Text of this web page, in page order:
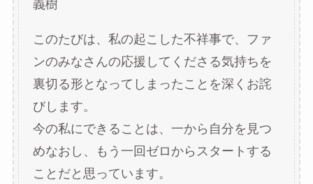
義樹
このたびは、私の起こした不祥事で、ファ
ンのみなさんの応援してくださる気持ちを
裏切る形となってしまったことを深くお詫
びします。
今の私にできることは、一から自分を見つ
めなおし、もう一回ゼロからスタートする
ことだと思っています。